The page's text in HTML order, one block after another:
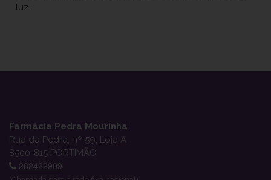
luz.
Farmácia Pedra Mourinha
Rua da Pedra, nº 59, Loja A
8500-815 PORTIMÃO
282422909